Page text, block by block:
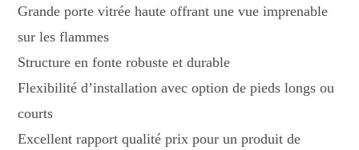
Grande porte vitrée haute offrant une vue imprenable
sur les flammes
Structure en fonte robuste et durable
Flexibilité d’installation avec option de pieds longs ou
courts
Excellent rapport qualité prix pour un produit de